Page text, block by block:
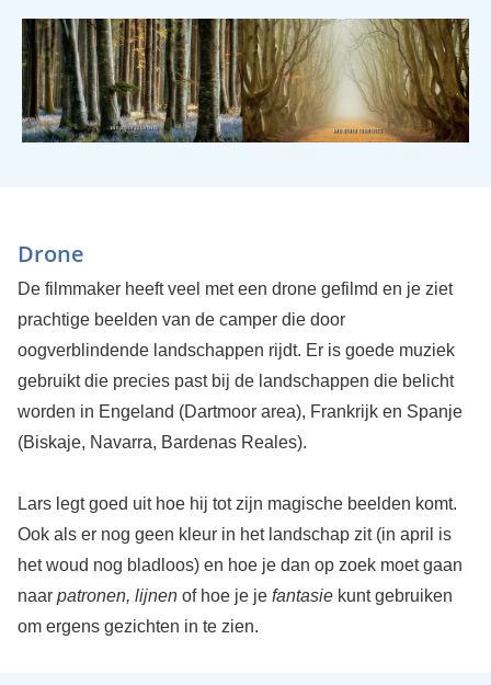
Drone
De filmmaker heeft veel met een drone gefilmd en je ziet
prachtige beelden van de camper die door
oogverblindende landschappen rijdt. Er is goede muziek
gebruikt die precies past bij de landschappen die belicht
worden in Engeland (Dartmoor area), Frankrijk en Spanje
(Biskaje, Navarra, Bardenas Reales).
Lars legt goed uit hoe hij tot zijn magische beelden komt.
Ook als er nog geen kleur in het landschap zit (in april is
het woud nog bladloos) en hoe je dan op zoek moet gaan
naar patronen, lijnenof hoe je je fantasiekunt gebruiken
om ergens gezichten in te zien.